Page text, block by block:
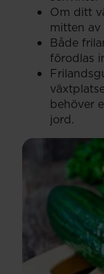
Om ditt
mitten av
Både
förodlas
behöver
jord.